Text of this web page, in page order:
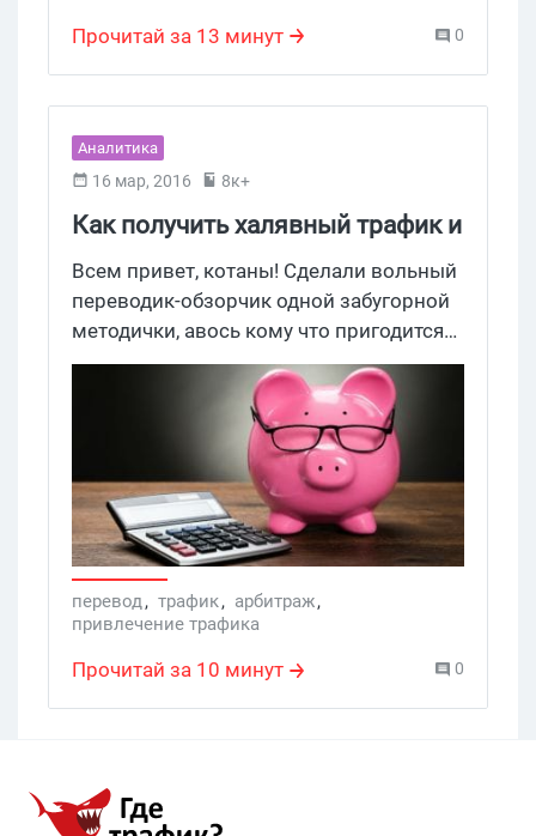
Прочитай за 13 минут 0
Аналитика
16 мар, 2016 8к+
Как получить халявный трафик и
заработать 2к баксов в неделю,
продавая чужие продукты
Всем привет, котаны! Сделали вольный
переводик-обзорчик одной забугорной
методички, авось кому что пригодится…
в общем, читайте и генерируйте
собственные идеи.
перевод, трафик, арбитраж,
привлечение трафика
Прочитай за 10 минут 0